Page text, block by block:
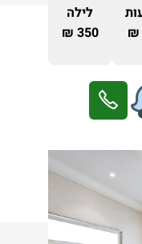
לילה
350 ₪